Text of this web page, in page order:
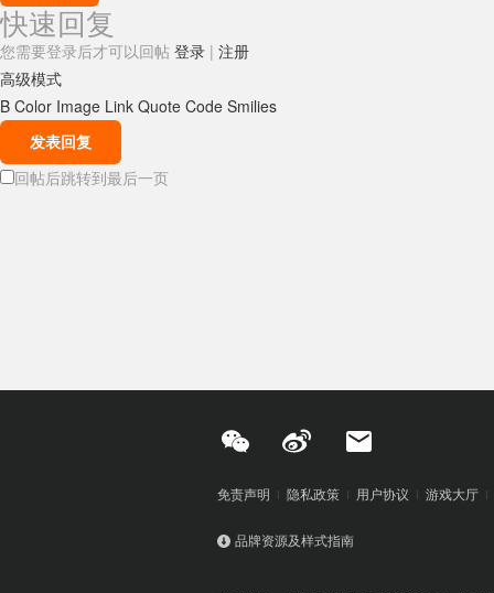
快速回复
您需要登录后才可以回帖 登录 | 注册
高级模式
B Color Image Link Quote Code Smilies
发表回复
回帖后跳转到最后一页
免责声明 隐私政策 用户协议 游戏大厅
品牌资源及样式指南